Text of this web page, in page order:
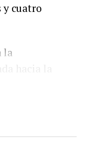
y cuatro
la